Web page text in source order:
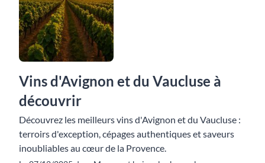
Vins d'Avignon et du Vaucluse à
découvrir
Découvrez les meilleurs vins d'Avignon et du Vaucluse :
terroirs d'exception, cépages authentiques et saveurs
inoubliables au cœur de la Provence.